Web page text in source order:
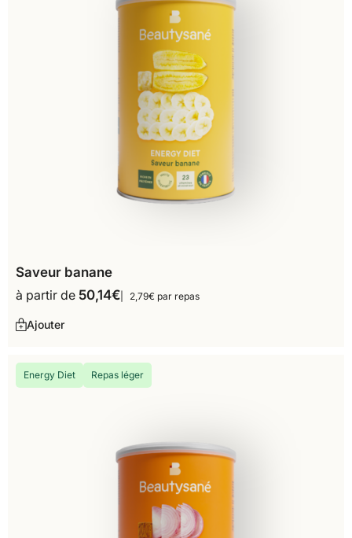
Saveur banane
à partir de 50,14€ 2,79€ par repas
Ajouter
Energy Diet Repas léger